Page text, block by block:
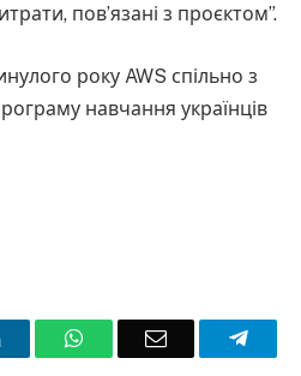
пов’язані з проєктом”.
року AWS спільно з
навчання українців
LinkedInWhatsAppEmail